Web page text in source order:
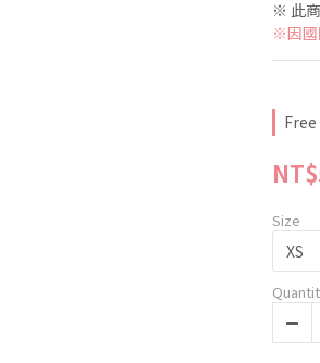
※ 此
※因國
Size